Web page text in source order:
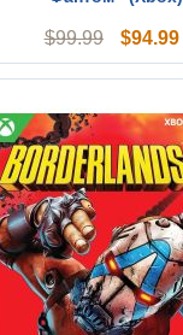
$99.99 $94.99